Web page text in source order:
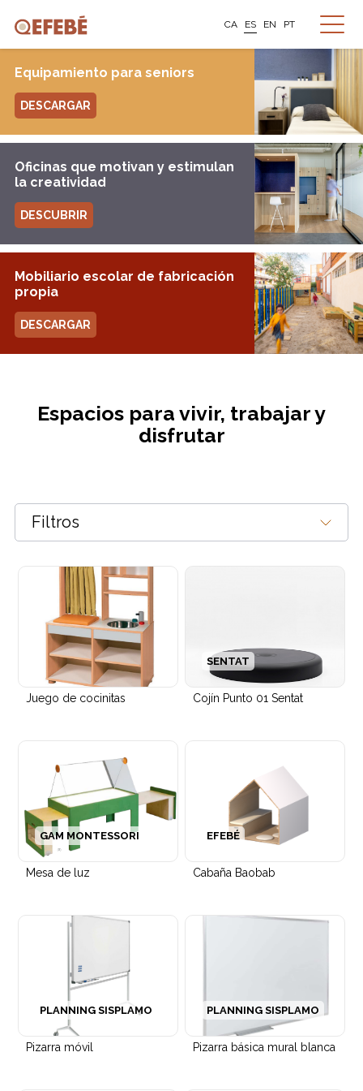
CA ES EN PT
Equipamiento para seniors
DESCARGAR
Oficinas que motivan y estimulan
la creatividad
DESCUBRIR
Mobiliario escolar de fabricación
propia
DESCARGAR
Espacios para vivir, trabajar y
disfrutar
Filtros
Juego de cocinitas Cojín Punto 01 Sentat
SENTAT
Mesa de luz
GAM MONTESSORI
Cabaña Baobab
EFEBÉ
Pizarra móvil
PLANNING SISPLAMO
Pizarra básica mural blanca
PLANNING SISPLAMO